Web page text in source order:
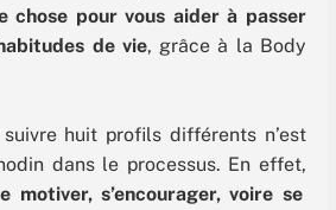
chose pour vous aider à passer
de vie, grâce à la Body
huit profils différents n’est
dans le processus. En effet,
motiver, s’encourager, voire se